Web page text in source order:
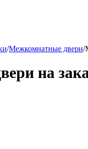
/Межкомнатные двери/
на